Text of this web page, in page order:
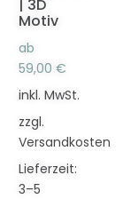
gewählt
| 3D
Motiv
ab
59,00€
inkl. MwSt.
zzgl.
Versandkosten
Lieferzeit:
3–5